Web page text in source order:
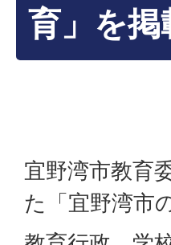
育」を掲
宜野湾市教育
た「宜野湾市